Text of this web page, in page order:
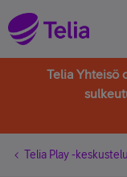
Telia Yhteisö
Telia Play -